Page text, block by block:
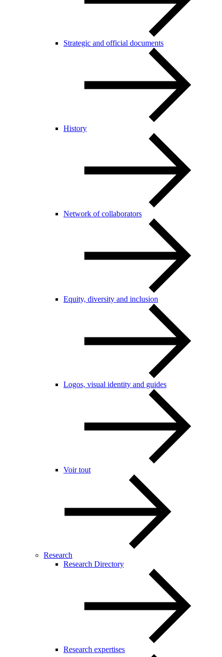
Strategic and official documents
History
Network of collaborators
Equity, diversity and inclusion
Logos, visual identity and guides
Voir tout
Research
Research Directory
Research expertises